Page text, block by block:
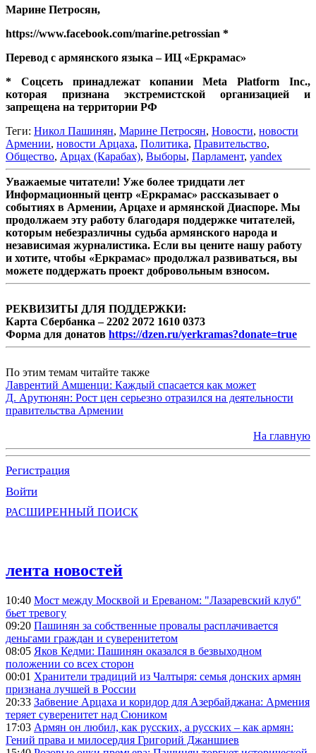
Марине Петросян,
https://www.facebook.com/marine.petrossian *
Перевод с армянского языка – ИЦ «Еркрамас»
* Соцсеть принадлежат копании Meta Platform Inc.,
которая признана экстремистской организацией и
запрещена на территории РФ
Теги: Никол Пашинян, Марине Петросян, Новости, новости
Армении, новости Арцаха, Политика, Правительство,
Общество, Арцах (Карабах), Выборы, Парламент, yandex
Уважаемые читатели! Уже более тридцати лет
Информационный центр «Еркрамас» рассказывает о
событиях в Армении, Арцахе и армянской Диаспоре. Мы
продолжаем эту работу благодаря поддержке читателей,
которым небезразличны судьба армянского народа и
независимая журналистика. Если вы цените нашу работу
и хотите, чтобы «Еркрамас» продолжал развиваться, вы
можете поддержать проект добровольным взносом.
РЕКВИЗИТЫ ДЛЯ ПОДДЕРЖКИ:
Карта Сбербанка – 2202 2072 1610 0373
Форма для донатов https://dzen.ru/yerkramas?donate=true
По этим темам читайте также
Лаврентий Амшенци: Каждый спасается как может
Д. Арутюнян: Рост цен серьезно отразился на деятельности
правительства Армении
На главную
Регистрация
Войти
РАСШИРЕННЫЙ ПОИСК
лента новостей
10:40 Мост между Москвой и Ереваном: "Лазаревский клуб"
бьет тревогу
09:20 Пашинян за собственные провалы расплачивается
деньгами граждан и суверенитетом
08:05 Яков Кедми: Пашинян оказался в безвыходном
положении со всех сторон
00:01 Хранители традиций из Чалтыря: семья донских армян
признана лучшей в России
20:33 Забвение Арцаха и коридор для Азербайджана: Армения
теряет суверенитет над Сюником
17:03 Армян он любил, как русских, а русских – как армян:
Гений права и милосердия Григорий Джаншиев